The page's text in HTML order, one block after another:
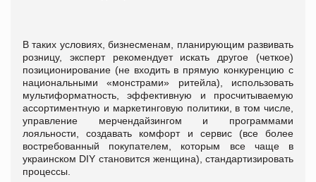
В таких условиях, бизнесменам, планирующим развивать
розницу, эксперт рекомендует искать другое (четкое)
позиционирование (не входить в прямую конкуренцию с
национальными «монстрами» ритейла), использовать
мультиформатность, эффективную и просчитываемую
ассортиментную и маркетинговую политики, в том числе,
управление мерчендайзингом и программами
лояльности, создавать комфорт и сервис (все более
востребованный покупателем, которым все чаще в
украинском DIY становится женщина), стандартизировать
процессы.